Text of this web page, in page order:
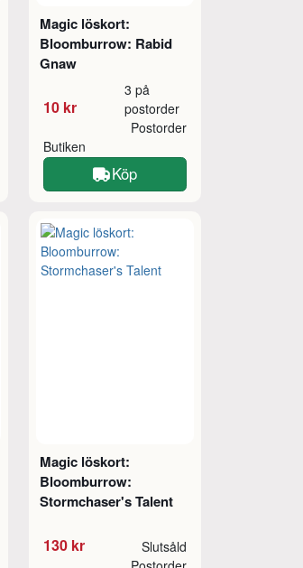
Magic löskort:
Bloomburrow: Rabid
Gnaw
10 kr
3 på
postorder
Butiken
Postorder
Köp
Magic löskort:
Bloomburrow:
Stormchaser's Talent
130 kr
Slutsåld